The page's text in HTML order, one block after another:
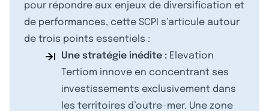
pour répondre aux enjeux de diversification et
de performances, cette SCPI s’articule autour
de trois points essentiels :
Une stratégie inédite : Elevation
Tertiom innove en concentrant ses
investissements exclusivement dans
les territoires d’outre-mer. Une zone